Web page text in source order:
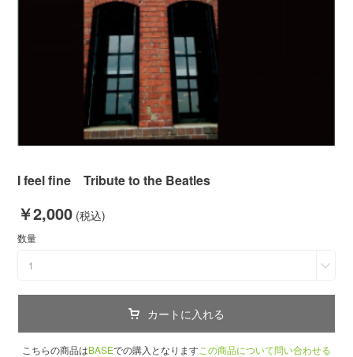
I feel fine Tribute to the Beatles
￥2,000 (税込)
数量
1
カートに入れる
こちらの商品はBASEでの購入となりますこの商品について問い合わせる